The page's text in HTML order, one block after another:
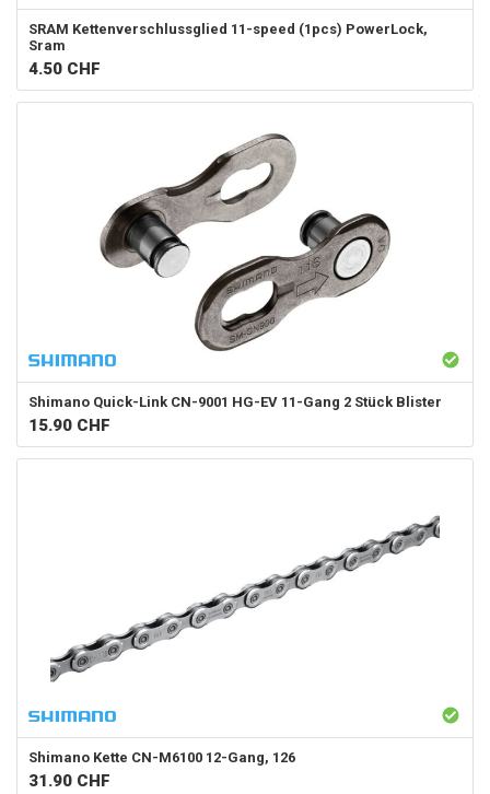
SRAM Kettenverschlussglied 11-speed (1pcs) PowerLock,
Sram
4.50 CHF
Shimano Quick-Link CN-9001 HG-EV 11-Gang 2 Stück Blister
15.90 CHF
Shimano Kette CN-M6100 12-Gang, 126
31.90 CHF